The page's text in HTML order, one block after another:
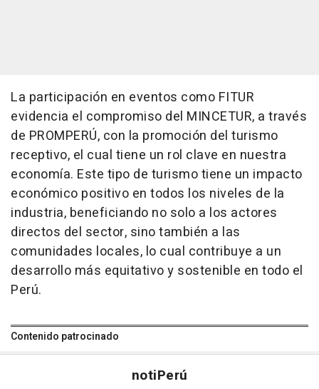
La participación en eventos como FITUR
evidencia el compromiso del MINCETUR, a través
de PROMPERÚ, con la promoción del turismo
receptivo, el cual tiene un rol clave en nuestra
economía. Este tipo de turismo tiene un impacto
económico positivo en todos los niveles de la
industria, beneficiando no solo a los actores
directos del sector, sino también a las
comunidades locales, lo cual contribuye a un
desarrollo más equitativo y sostenible en todo el
Perú.
Contenido patrocinado
notiPerú